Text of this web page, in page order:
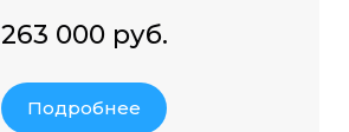
263 000 руб.
Подробнее